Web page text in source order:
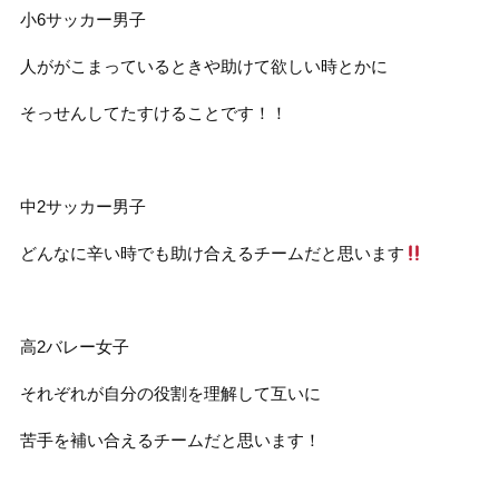
小6サッカー男子
人ががこまっているときや助けて欲しい時とかに
そっせんしてたすけることです！！
中2サッカー男子
どんなに辛い時でも助け合えるチームだと思います
高2バレー女子
それぞれが自分の役割を理解して互いに
苦手を補い合えるチームだと思います！